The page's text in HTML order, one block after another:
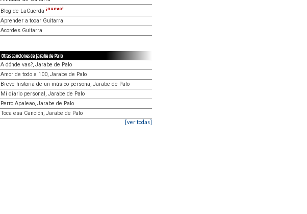
Blog de LaCuerda ¡nuevo!
Aprender a tocar Guitarra
Acordes Guitarra
Otras canciones de Jarabe de Palo
A dónde vas?, Jarabe de Palo
Amor de todo a 100, Jarabe de Palo
Breve historia de un músico persona, Jarabe de Palo
Mi diario personal, Jarabe de Palo
Perro Apaleao, Jarabe de Palo
Toca esa Canción, Jarabe de Palo
[ver todas]